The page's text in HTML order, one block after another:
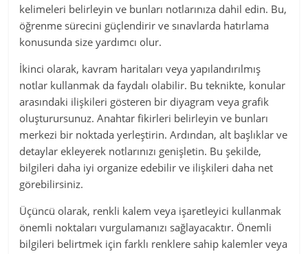
kelimeleri belirleyin ve bunları notlarınıza dahil edin. Bu,
öğrenme sürecini güçlendirir ve sınavlarda hatırlama
konusunda size yardımcı olur.
İkinci olarak, kavram haritaları veya yapılandırılmış
notlar kullanmak da faydalı olabilir. Bu teknikte, konular
arasındaki ilişkileri gösteren bir diyagram veya grafik
oluşturursunuz. Anahtar fikirleri belirleyin ve bunları
merkezi bir noktada yerleştirin. Ardından, alt başlıklar ve
detaylar ekleyerek notlarınızı genişletin. Bu şekilde,
bilgileri daha iyi organize edebilir ve ilişkileri daha net
görebilirsiniz.
Üçüncü olarak, renkli kalem veya işaretleyici kullanmak
önemli noktaları vurgulamanızı sağlayacaktır. Önemli
bilgileri belirtmek için farklı renklere sahip kalemler veya